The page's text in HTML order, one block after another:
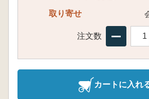
取り寄せ
注文数
カートに入れ